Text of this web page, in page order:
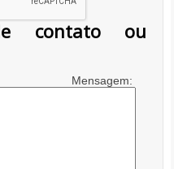
contato ou
Mensagem: